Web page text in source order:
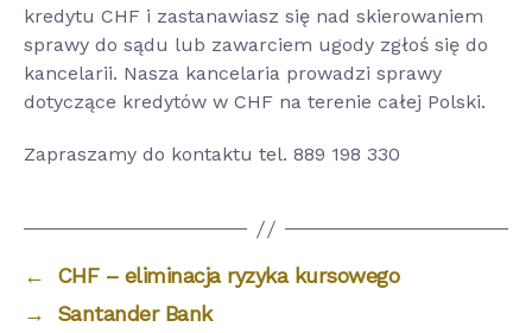
kredytu CHF i zastanawiasz się nad skierowaniem
sprawy do sądu lub zawarciem ugody zgłoś się do
kancelarii. Nasza kancelaria prowadzi sprawy
dotyczące kredytów w CHF na terenie całej Polski.
Zapraszamy do kontaktu tel. 889 198 330
←
CHF – eliminacja ryzyka kursowego
→
Santander Bank